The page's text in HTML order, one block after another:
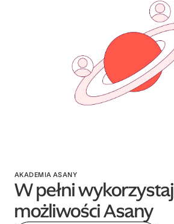
AKADEMIA ASANY
W pełni wykorzystaj
możliwości Asany